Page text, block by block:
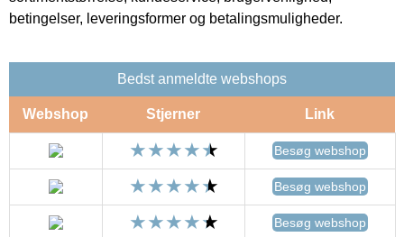
betingelser, leveringsformer og betalingsmuligheder.
Bedst anmeldte webshops
Webshop Stjerner Link
Besøg webshop
Besøg webshop
Besøg webshop